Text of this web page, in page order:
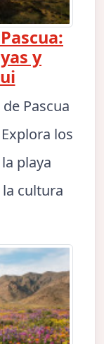
y
Pascua
los
playa
cultura